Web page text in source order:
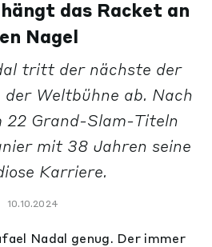
das Racket an
Nagel
tritt der nächste der
der Weltbühne ab. Nach
22 Grand-Slam-Titeln
mit 38 Jahren seine
Karriere.
10.10.2024
Nadal genug. Der immer